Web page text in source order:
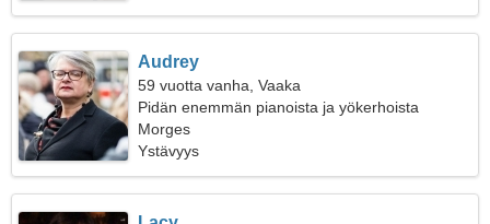
Audrey
59 vuotta vanha, Vaaka
Pidän enemmän pianoista ja yökerhoista
Morges
Ystävyys